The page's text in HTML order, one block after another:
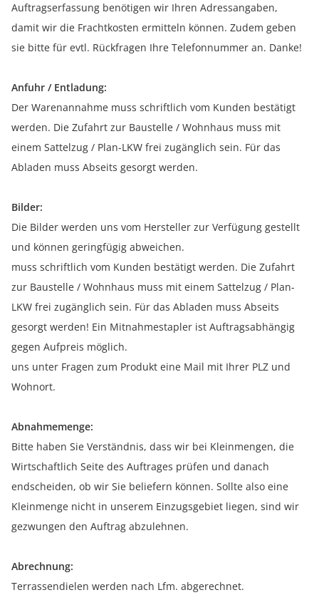
Auftragserfassung benötigen wir Ihren Adressangaben,
damit wir die Frachtkosten ermitteln können. Zudem geben
sie bitte für evtl. Rückfragen Ihre Telefonnummer an. Danke!
Anfuhr / Entladung:
Der Warenannahme muss schriftlich vom Kunden bestätigt
werden. Die Zufahrt zur Baustelle / Wohnhaus muss mit
einem Sattelzug / Plan-LKW frei zugänglich sein. Für das
Abladen muss Abseits gesorgt werden.
Bilder:
Die Bilder werden uns vom Hersteller zur Verfügung gestellt
und können geringfügig abweichen.
muss schriftlich vom Kunden bestätigt werden. Die Zufahrt
zur Baustelle / Wohnhaus muss mit einem Sattelzug / Plan-
LKW frei zugänglich sein. Für das Abladen muss Abseits
gesorgt werden! Ein Mitnahmestapler ist Auftragsabhängig
gegen Aufpreis möglich.
uns unter Fragen zum Produkt eine Mail mit Ihrer PLZ und
Wohnort.
Abnahmemenge:
Bitte haben Sie Verständnis, dass wir bei Kleinmengen, die
Wirtschaftlich Seite des Auftrages prüfen und danach
endscheiden, ob wir Sie beliefern können. Sollte also eine
Kleinmenge nicht in unserem Einzugsgebiet liegen, sind wir
gezwungen den Auftrag abzulehnen.
Abrechnung:
Terrassendielen werden nach Lfm. abgerechnet.